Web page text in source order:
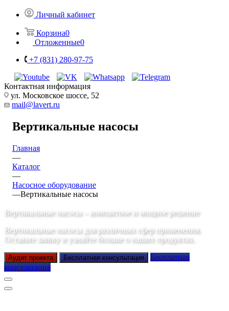
Личный кабинет
Корзина0
Отложенные0
+7 (831) 280-97-75
Контактная информация
ул. Московское шоссе, 52
mail@lavert.ru
Вертикальные насосы
Главная
—
Каталог
—
Насосное оборудование
—Вертикальные насосы
Вертикальные насосы – компактное и мощное решение
Вертикальные насосы для различных сфер применения.
Оставьте заявку и узнайте больше о наших продуктах.
Аудит проекта Бесплатная консультация
Бесплатная
консультация